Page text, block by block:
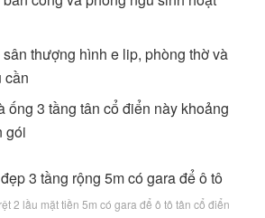
thượng hình e lip, phòng thờ và
cần
ống 3 tầng tân cổ điển này khoảng
gói
2 lầu mặt tiền 5m có gara để ô tô tân cổ điển